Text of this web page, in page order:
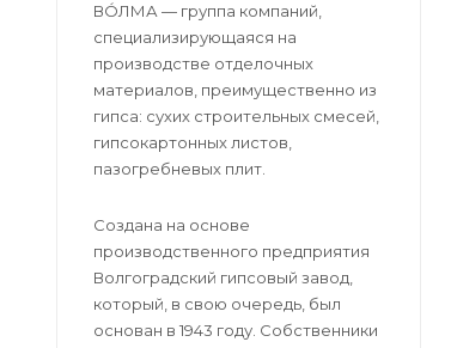
ВО́ЛМА — группа компаний,
специализирующаяся на
производстве отделочных
материалов, преимущественно из
гипса: сухих строительных смесей,
гипсокартонных листов,
пазогребневых плит.
Создана на основе
производственного предприятия
Волгоградский гипсовый завод,
который, в свою очередь, был
основан в 1943 году. Собственники